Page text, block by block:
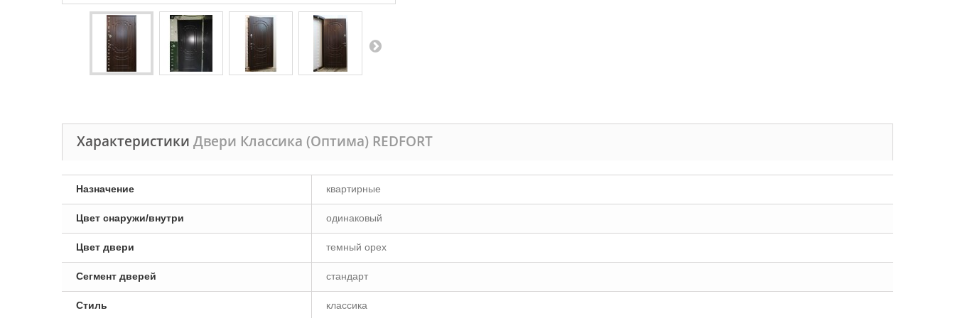
Характеристики Двери Классика (Оптима) REDFORT
Назначение квартирные
Цвет снаружи/внутри одинаковый
Цвет двери темный орех
Сегмент дверей стандарт
Стиль классика